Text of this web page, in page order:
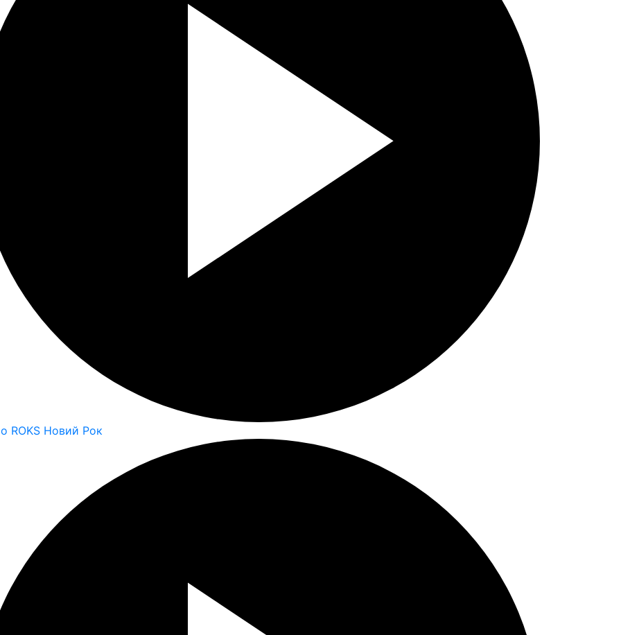
ROKS Новий Рок